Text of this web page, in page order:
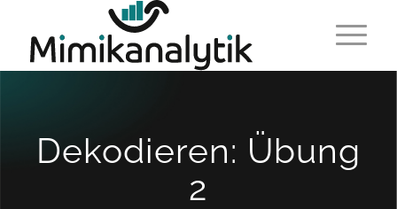
Dekodieren: Übung
2